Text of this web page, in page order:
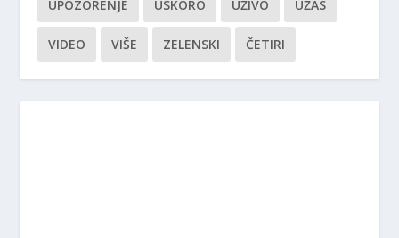
UPOZORENJE USKORO UŽIVO UŽAS
VIDEO VIŠE ZELENSKI ČETIRI